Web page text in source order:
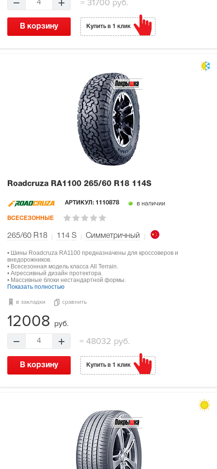
4 = 31700 руб.
В корзину Купить в 1 клик
Roadcruza RA1100 265/60 R18 114S
АРТИКУЛ: 1110878 в наличии
ВСЕСЕЗОННЫЕ
265/60 R18 114 S Симметричный
• Шины Roadcruza RA1100 предназначены для кроссоверов и
внедорожников.
• Всесезонная модель класса All Terrain.
• Агрессивный дизайн протектора.
• Массивные блоки нестандартной формы.
Показать полностью
в закладки сравнить
12008 руб.
4 =48032 руб.
В корзину Купить в 1 клик